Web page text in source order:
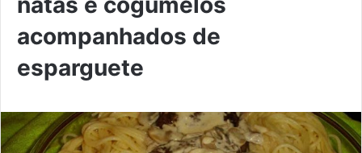
acompanhados de
esparguete